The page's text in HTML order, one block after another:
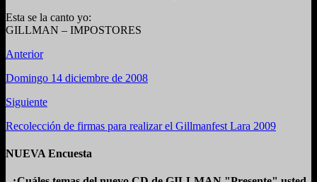
Esta se la canto yo:
GILLMAN – IMPOSTORES
Anterior
Domingo 14 diciembre de 2008
Siguiente
Recolección de firmas para realizar el Gillmanfest Lara 2009
NUEVA Encuesta